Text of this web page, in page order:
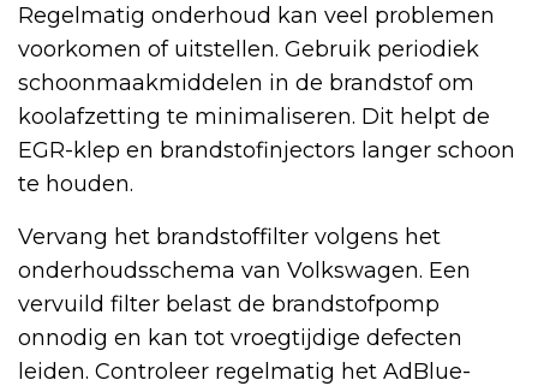
Regelmatig onderhoud kan veel problemen
voorkomen of uitstellen. Gebruik periodiek
schoonmaakmiddelen in de brandstof om
koolafzetting te minimaliseren. Dit helpt de
EGR-klep en brandstofinjectors langer schoon
te houden.
Vervang het brandstoffilter volgens het
onderhoudsschema van Volkswagen. Een
vervuild filter belast de brandstofpomp
onnodig en kan tot vroegtijdige defecten
leiden. Controleer regelmatig het AdBlue-